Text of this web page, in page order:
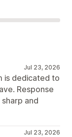
Jul 23, 2026
is dedicated to
Response
and
Jul 23, 2026